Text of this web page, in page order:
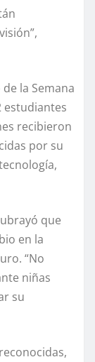
la Semana
estudiantes
recibieron
por su
que
en la
“No
niñas
su